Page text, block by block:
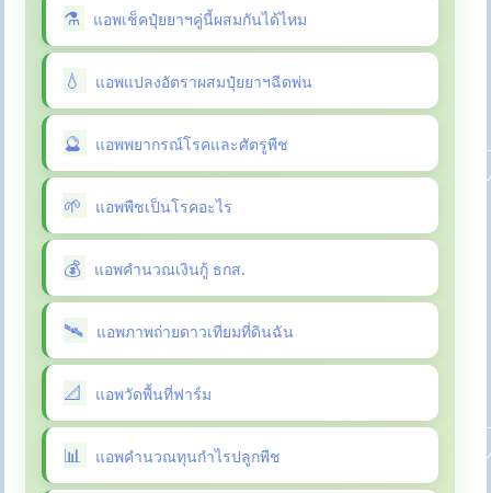
แอพเช็คปุ๋ยยาฯคู่นี้ผสมกันได้ไหม
แอพแปลงอัตราผสมปุ๋ยยาฯฉีดพ่น
แอพพยากรณ์โรคและศัตรูพืช
แอพพืชเป็นโรคอะไร
แอพคำนวณเงินกู้ ธกส.
แอพภาพถ่ายดาวเทียมที่ดินฉัน
แอพวัดพื้นที่ฟาร์ม
แอพคำนวณทุนกำไรปลูกพืช